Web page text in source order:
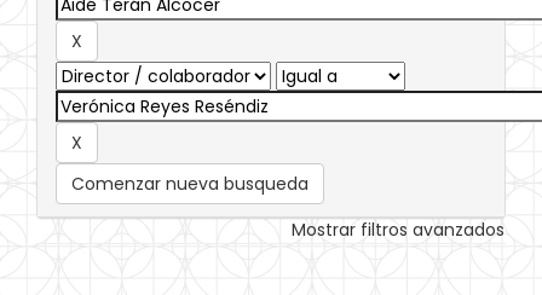
Comenzar nueva busqueda
Mostrar filtros avanzados